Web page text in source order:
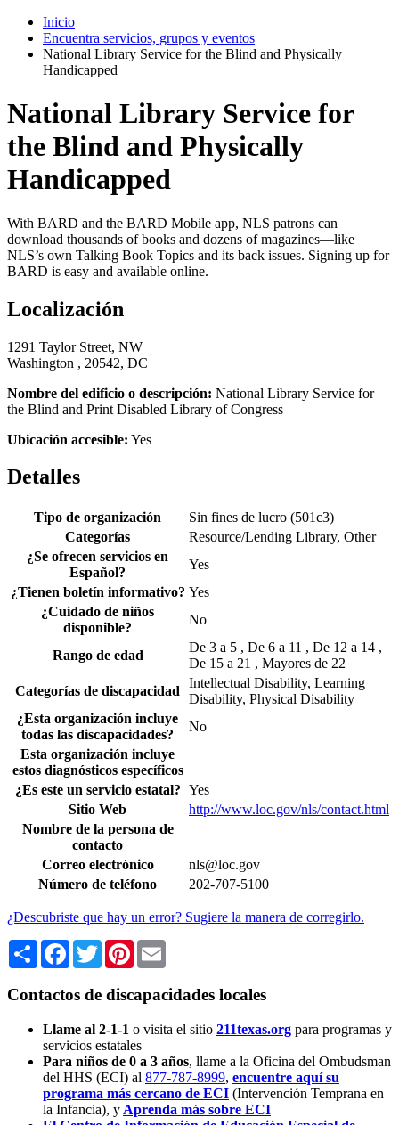
Inicio
Encuentra servicios, grupos y eventos
National Library Service for the Blind and Physically
Handicapped
National Library Service for
the Blind and Physically
Handicapped
With BARD and the BARD Mobile app, NLS patrons can
download thousands of books and dozens of magazines—like
NLS’s own Talking Book Topics and its back issues. Signing up for
BARD is easy and available online.
Localización
1291 Taylor Street, NW
Washington , 20542, DC
Nombre del edificio o descripción: National Library Service for
the Blind and Print Disabled Library of Congress
Ubicación accesible: Yes
Detalles
Tipo de organización
Sin fines de lucro (501c3)
Categorías
Resource/Lending Library, Other
¿Se ofrecen servicios en
Español?
Yes
¿Tienen boletín informativo? Yes
¿Cuidado de niños
disponible?
No
Rango de edad
De 3 a 5 , De 6 a 11 , De 12 a 14 ,
De 15 a 21 , Mayores de 22
Categorías de discapacidad
Intellectual Disability, Learning
Disability, Physical Disability
¿Esta organización incluye
todas las discapacidades?
No
Esta organización incluye
estos diagnósticos específicos
¿Es este un servicio estatal? Yes
Sitio Web
http://www.loc.gov/nls/contact.html
Nombre de la persona de
contacto
Correo electrónico
nls@loc.gov
Número de teléfono
202-707-5100
¿Descubriste que hay un error? Sugiere la manera de corregirlo.
Share Facebook
TwitterPinterest
Contactos de discapacidades locales
Llame al 2-1-1 o visita el sitio 211texas.org para programas y
servicios estatales
Para niños de 0 a 3 años, llame a la Oficina del Ombudsman
del HHS (ECI) al 877-787-8999, encuentre aquí su
programa más cercano de ECI (Intervención Temprana en
la Infancia), y Aprenda más sobre ECI